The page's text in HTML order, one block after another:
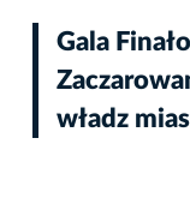
Gala
władz